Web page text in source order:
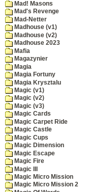
Mad! Masons
Mad's Revenge
Mad-Netter
Madhouse (v1)
Madhouse (v2)
Madhouse 2023
Mafia
Magazynier
Magia
Magia Fortuny
Magia Krysztalu
Magic (v1)
Magic (v2)
Magic (v3)
Magic Cards
Magic Carpet Ride
Magic Castle
Magic Cups
Magic Dimension
Magic Escape
Magic Fire
Magic III
Magic Micro Mission
Magic Micro Mission 2